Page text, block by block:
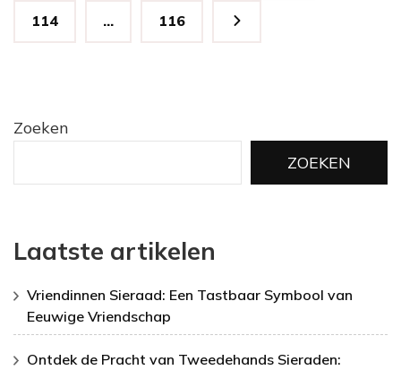
Pagina
114 … Pagina
116
Zoeken
ZOEKEN
Laatste artikelen
Vriendinnen Sieraad: Een Tastbaar Symbool van
Eeuwige Vriendschap
Ontdek de Pracht van Tweedehands Sieraden: